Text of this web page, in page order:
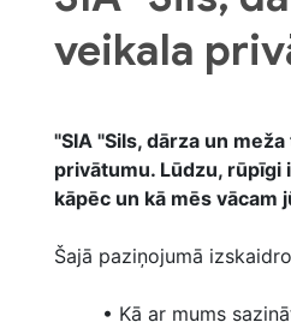
veikala
"SIA "Sils, dārza un
privātumu. Lūdzu, rūpīgi
kāpēc un kā mēs vācam
Šajā paziņojumā
• Kā ar mums